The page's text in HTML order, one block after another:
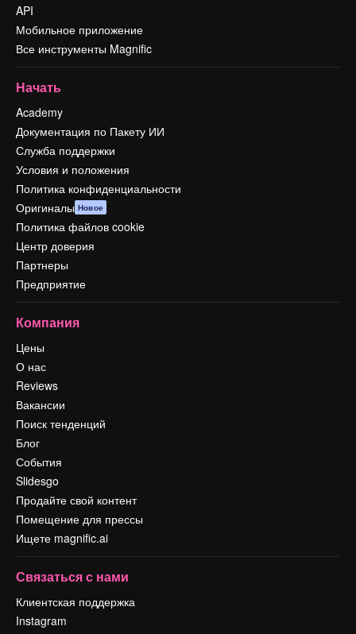
API
Мобильное приложение
Все инструменты Magnific
Начать
Academy
Документация по Пакету ИИ
Служба поддержки
Условия и положения
Политика конфиденциальности
Оригиналы Новое
Политика файлов cookie
Центр доверия
Партнеры
Предприятие
Компания
Цены
О нас
Reviews
Вакансии
Поиск тенденций
Блог
События
Slidesgo
Продайте свой контент
Помещение для прессы
Ищете magnific.ai
Связаться с нами
Клиентская поддержка
Instagram